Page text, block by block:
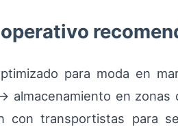
para moda en
almacenamiento en
con transportistas para